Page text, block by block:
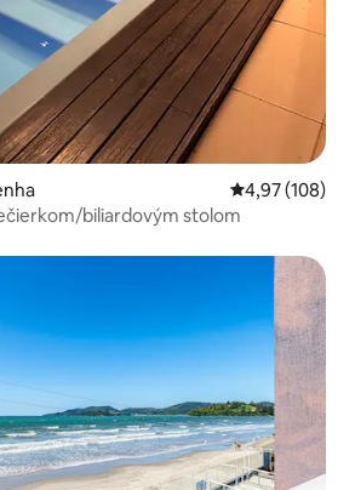
Priemerné
4,97 (108)
biliardovým stolom